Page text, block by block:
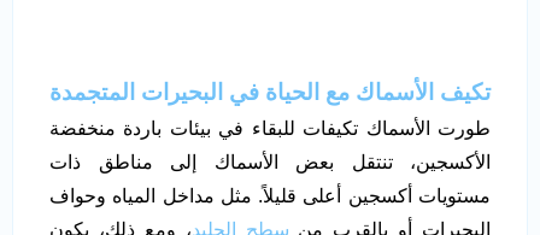
تكيف الأسماك مع الحياة في البحيرات المتجمدة
طورت الأسماك تكيفات للبقاء في بيئات باردة منخفضة
الأكسجين، تنتقل بعض الأسماك إلى مناطق ذات
مستويات أكسجين أعلى قليلاً. مثل مداخل المياه وحواف
البحيرات أو بالقرب من سطح الجليد، ومع ذلك، يكون